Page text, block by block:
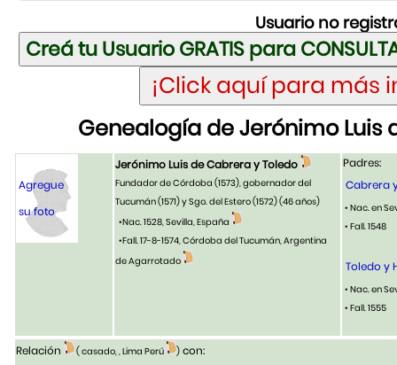
Usuario no
Genealogía de Jerónimo Luis
Agregue
su foto
Jerónimo Luis de Cabrera y Toledo
Fundador de Córdoba (1573), gobernador del
Tucumán (1571) y Sgo. del Estero (1572)(46 años)
•Nac. 1528, Sevilla, España
•Fall. 17-8-1574, Córdoba del Tucumán, Argentina
de Agarrotado
Padres:
Cabrera
• Nac. en
• Fall. 1548
Toledo y
• Nac. en
• Fall. 1555
Relación ( casado, , Lima Perú ) con: